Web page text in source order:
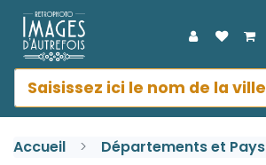
Accueil Départements et Pays